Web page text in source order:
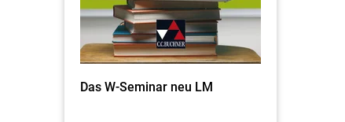
Das W-Seminar neu LM